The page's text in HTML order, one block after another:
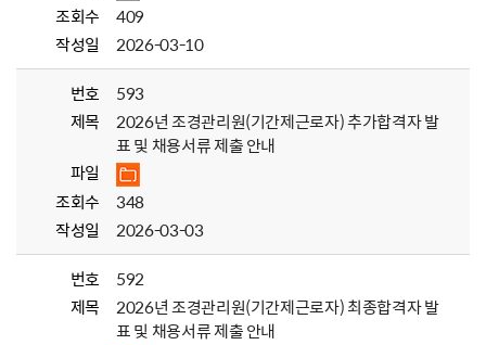
조회수
409
작성일
2026-03-10
번호
593
제목
2026년 조경관리원(기간제근로자) 추가합격자 발
표 및 채용서류 제출 안내
파일
조회수
348
작성일
2026-03-03
번호
592
제목
2026년 조경관리원(기간제근로자) 최종합격자 발
표 및 채용서류 제출 안내